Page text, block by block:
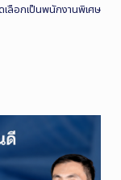
ลือกเป็นพนักงานพิเศษ